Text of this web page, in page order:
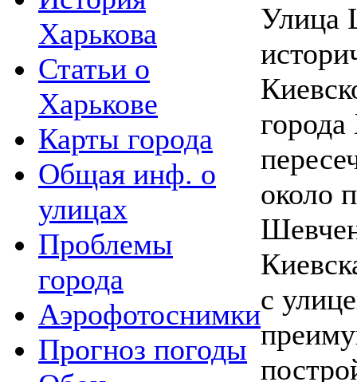
Харькова
Статьи о
Харькове
Карты города
Общая инф. о
улицах
Проблемы
города
Аэрофотоснимки
Прогноз погоды
Улица
около
с